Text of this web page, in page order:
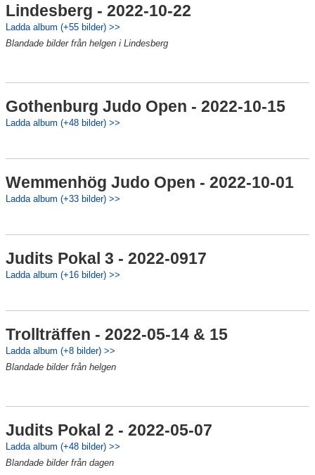
Lindesberg - 2022-10-22
Ladda album (+55 bilder) >>
Blandade bilder från helgen i Lindesberg
Gothenburg Judo Open - 2022-10-15
Ladda album (+48 bilder) >>
Wemmenhög Judo Open - 2022-10-01
Ladda album (+33 bilder) >>
Judits Pokal 3 - 2022-0917
Ladda album (+16 bilder) >>
Trollträffen - 2022-05-14 & 15
Ladda album (+8 bilder) >>
Blandade bilder från helgen
Judits Pokal 2 - 2022-05-07
Ladda album (+48 bilder) >>
Blandade bilder från dagen